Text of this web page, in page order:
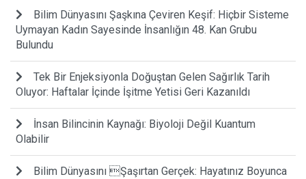
Bilim Dünyasını Şaşkına Çeviren Keşif: Hiçbir Sisteme
Uymayan Kadın Sayesinde İnsanlığın 48. Kan Grubu
Bulundu
Tek Bir Enjeksiyonla Doğuştan Gelen Sağırlık Tarih
Oluyor: Haftalar İçinde İşitme Yetisi Geri Kazanıldı
İnsan Bilincinin Kaynağı: Biyoloji Değil Kuantum
Olabilir
Bilim Dünyasını Şaşırtan Gerçek: Hayatınız Boyunca